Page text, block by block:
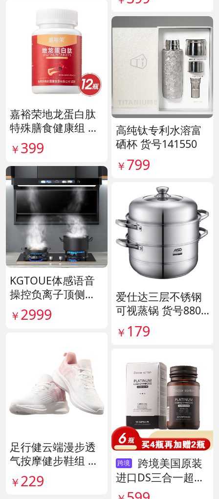
嘉裕荣地龙蛋白肽
特殊膳食健康组 货
号141244
￥ 399
KGTOUE体感语音
操控负离子顶侧大
吸力烟机 货号1398
28
￥ 2999
足行健云端漫步透
气按摩健步鞋组 货
号140444
￥ 229
高纯钛专利水溶富
硒杯 货号141550
￥ 799
爱仕达三层不锈钢
可视蒸锅 货号8807
￥ 179
跨境
跨境美国原装
进口DS三合一超级
酶 货号138497